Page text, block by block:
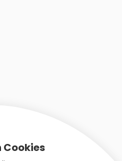
Cookies